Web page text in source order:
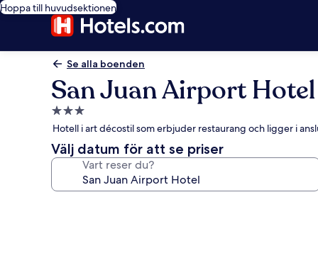
Hoppa till huvudsektionen
Se alla boenden
San Juan Airport Hotel
3.0-
stjärnigt
boende
Hotell i art décostil som erbjuder restaurang och ligger i
Välj datum för att se priser
Vart reser du?